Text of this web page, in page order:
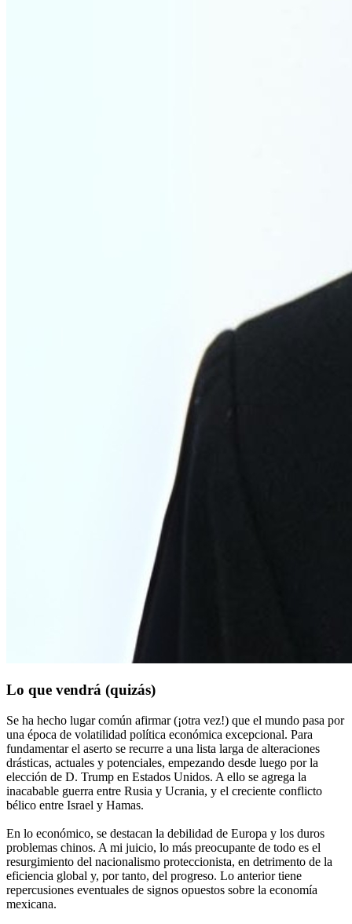
Lo que vendrá (quizás)
Se ha hecho lugar común afirmar (¡otra vez!) que el mundo pasa por
una época de volatilidad política económica excepcional. Para
fundamentar el aserto se recurre a una lista larga de alteraciones
drásticas, actuales y potenciales, empezando desde luego por la
elección de D. Trump en Estados Unidos. A ello se agrega la
inacabable guerra entre Rusia y Ucrania, y el creciente conflicto
bélico entre Israel y Hamas.
En lo económico, se destacan la debilidad de Europa y los duros
problemas chinos. A mi juicio, lo más preocupante de todo es el
resurgimiento del nacionalismo proteccionista, en detrimento de la
eficiencia global y, por tanto, del progreso. Lo anterior tiene
repercusiones eventuales de signos opuestos sobre la economía
mexicana.